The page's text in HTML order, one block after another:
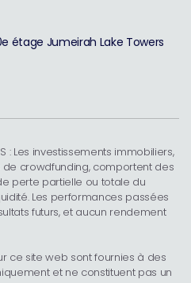
étage Jumeirah Lake Towers
: Les investissements immobiliers,
crowdfunding, comportent des
perte partielle ou totale du
Les performances passées
futurs, et aucun rendement
ce site web sont fournies à des
et ne constituent pas un